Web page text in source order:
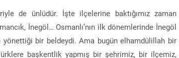
de ünlüdür. İşte ilçelerine baktığımız zaman
İnegöl… Osmanlı’nın ilk dönemlerinde İnegöl
yönettiği bir beldeydi. Ama bugün elhamdülillah bir
başkentlik yapmış bir şehrimiz, bir ilçemiz,